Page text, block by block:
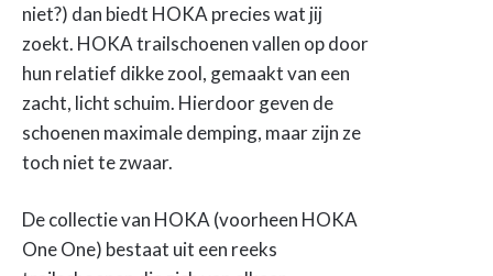
niet?) dan biedt HOKA precies wat jij
zoekt. HOKA trailschoenen vallen op door
hun relatief dikke zool, gemaakt van een
zacht, licht schuim. Hierdoor geven de
schoenen maximale demping, maar zijn ze
toch niet te zwaar.
De collectie van HOKA (voorheen HOKA
One One) bestaat uit een reeks